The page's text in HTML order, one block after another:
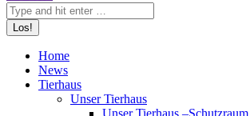
Home
News
Tierhaus
Unser Tierhaus
Unser Tierhaus –